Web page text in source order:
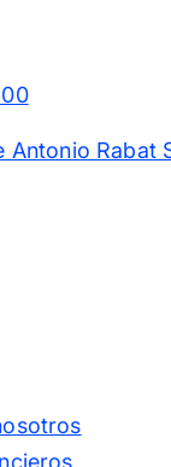
Antonio Rabat